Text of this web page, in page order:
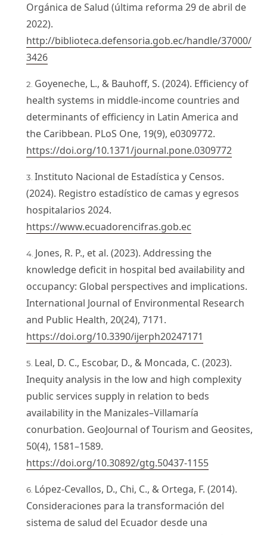
Orgánica de Salud (última reforma 29 de abril de
2022).
http://biblioteca.defensoria.gob.ec/handle/37000/
3426
Goyeneche, L., & Bauhoff, S. (2024). Efficiency of
health systems in middle-income countries and
determinants of efficiency in Latin America and
the Caribbean. PLoS One, 19(9), e0309772.
https://doi.org/10.1371/journal.pone.0309772
Instituto Nacional de Estadística y Censos.
(2024). Registro estadístico de camas y egresos
hospitalarios 2024.
https://www.ecuadorencifras.gob.ec
Jones, R. P., et al. (2023). Addressing the
knowledge deficit in hospital bed availability and
occupancy: Global perspectives and implications.
International Journal of Environmental Research
and Public Health, 20(24), 7171.
https://doi.org/10.3390/ijerph20247171
Leal, D. C., Escobar, D., & Moncada, C. (2023).
Inequity analysis in the low and high complexity
public services supply in relation to beds
availability in the Manizales–Villamaría
conurbation. GeoJournal of Tourism and Geosites,
50(4), 1581–1589.
https://doi.org/10.30892/gtg.50437-1155
López-Cevallos, D., Chi, C., & Ortega, F. (2014).
Consideraciones para la transformación del
sistema de salud del Ecuador desde una